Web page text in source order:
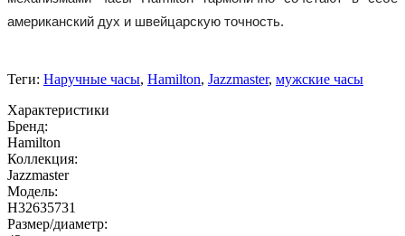
американский дух и швейцарскую точность.
Теги: Наручные часы, Hamilton, Jazzmaster, мужские часы
Характеристики
Бренд:
Hamilton
Коллекция:
Jazzmaster
Модель:
H32635731
Размер/диаметр: